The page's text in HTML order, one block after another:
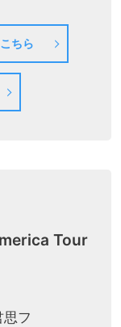
ちら
Tour
フ